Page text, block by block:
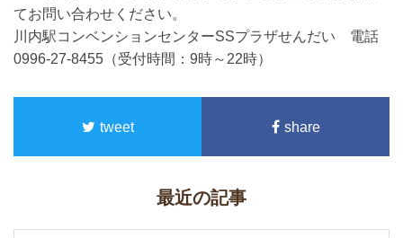
てお問い合わせください。
川内駅コンベンションセンターSSプラザせんだい 電話
0996-27-8455（受付時間：9時～22時）
tweet share
最近の記事